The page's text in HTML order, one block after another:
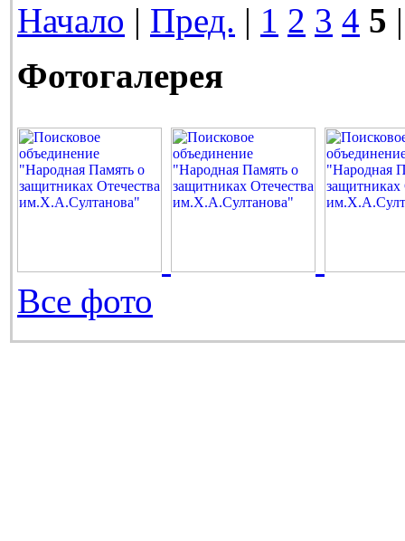
Начало | Пред. | 1 2 3 4 5
Фотогалерея
Все фото